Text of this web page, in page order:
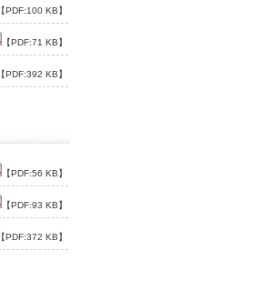
【PDF:100 KB】
【PDF:71 KB】
【PDF:392 KB】
【PDF:56 KB】
【PDF:93 KB】
【PDF:372 KB】